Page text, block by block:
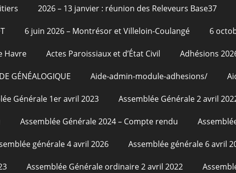
2026 – 13 janvier : réunion des Releveurs Base37
6 juin 2026 – Montrésor et Villeloin-Coulangé 6
Havre Actes Paroissiaux et d’État Civil Adhésions
GÉNÉALOGIQUE Aide-admin-module-adhesions/
Générale 1er avril 2023 Assemblée Générale 2 avril
Assemblée Générale 2024 – Compte rendu
générale 4 avril 2026 Assemblée générale 6 avril
Assemblée Générale ordinaire 2 avril 2022